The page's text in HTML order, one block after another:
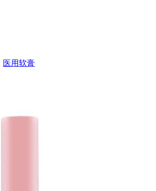
医用软膏